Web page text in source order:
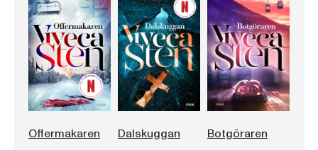
Offermakaren Dalskuggan Botgöraren